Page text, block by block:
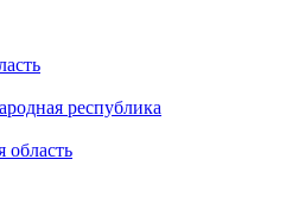
республика
область